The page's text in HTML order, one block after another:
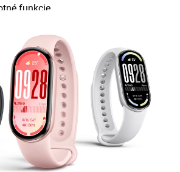
funkcie
a kompatibilita
ciferníka dostupné v aplikácii